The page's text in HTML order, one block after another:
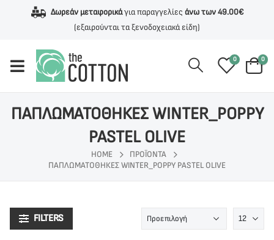
Δωρεάν μεταφορικάγια παραγγελίες άνω των 49.00€
(εξαιρούνται τα ξενοδοχειακά είδη)
0 0
ΠΑΠΛΩΜΑΤΟΘΗΚΕΣ WINTER_POPPY
PASTEL OLIVE
HOME
ΠΡΟΪΌΝΤΑ
ΠΑΠΛΩΜΑΤΟΘΗΚΕΣ WINTER_POPPY PASTEL OLIVE
FILTERS